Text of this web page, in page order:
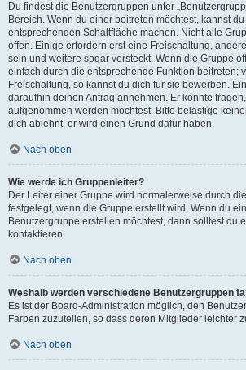
Du findest die Benutzergruppen unter
Bereich. Wenn du einer beitreten möchtest, kannst
entsprechenden Schaltfläche machen. Nicht alle
offen. Einige erfordern erst eine Freischaltung,
sein und weitere sogar versteckt. Wenn die Gruppe
einfach durch die entsprechende Funktion beitreten;
Freischaltung, so kannst du dich für sie bewerben.
daraufhin deinen Antrag annehmen. Er könnte
aufgenommen werden möchtest. Bitte belästige
dich ablehnt, er wird einen Grund dafür haben.
Nach oben
Wie werde ich Gruppenleiter?
Der Leiter einer Gruppe wird normalerweise durch
festgelegt, wenn die Gruppe erstellt wird. Wenn du
Benutzergruppe erstellen möchtest, dann solltest du
kontaktieren.
Nach oben
Weshalb werden verschiedene Benutzergruppen
Es ist der Board-Administration möglich, den
Farben zuzuteilen, so dass deren Mitglieder leichter
Nach oben